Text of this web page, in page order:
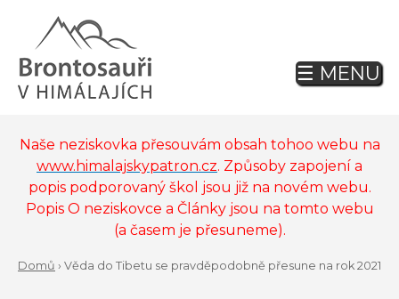
navigation
Naše neziskovka přesouvám obsah tohoo webu na
www.himalajskypatron.cz. Způsoby zapojení a
popis podporovaný škol jsou již na novém webu.
Popis O neziskovce a Články jsou na tomto webu
(a časem je přesuneme).
Domů › Věda do Tibetu se pravděpodobně přesune na rok 2021
Back
to
☰ MENU